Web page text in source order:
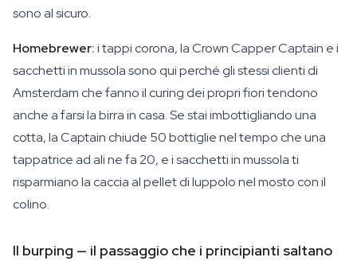
sono al sicuro.
Homebrewer:i tappi corona, la Crown Capper Captain e i
sacchetti in mussola sono qui perché gli stessi clienti di
Amsterdam che fanno il curing dei propri fiori tendono
anche a farsi la birra in casa. Se stai imbottigliando una
cotta, la Captain chiude 50 bottiglie nel tempo che una
tappatrice ad ali ne fa 20, e i sacchetti in mussola ti
risparmiano la caccia al pellet di luppolo nel mosto con il
colino.
Il burping — il passaggio che i principianti saltano